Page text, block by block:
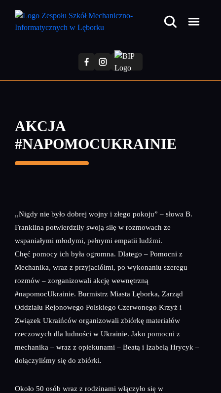
treści
AKCJA
#NAPOMOCUKRAINIE
,,Nigdy nie było dobrej wojny i złego pokoju” – słowa B.
Franklina potwierdziły swoją siłę w rozmowach ze
wspaniałymi młodymi, pełnymi empatii ludźmi.
Chęć pomocy ich była ogromna. Dlatego – Pomocni z
Mechanika, wraz z przyjaciółmi, po wykonaniu szeregu
rozmów – zorganizowali akcję wewnętrzną
#napomocUkrainie. Burmistrz Miasta Lęborka, Zarząd
Oddziału Rejonowego Polskiego Czerwonego Krzyż i
Związek Ukraińców organizowali zbiórkę materiałów
rzeczowych dla ludności w Ukrainie. Jako pomocni z
mechanika – wraz z opiekunami – Beatą i Izabelą Hrycyk –
dołączyliśmy się do zbiórki.
Około 50 osób wraz z rodzinami włączyło się w